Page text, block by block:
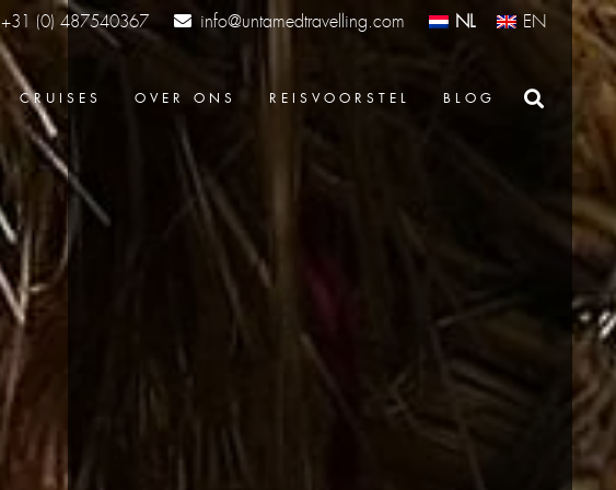
+31 (0) 487540367 info@untamedtravelling.com NL EN
CRUISES OVER ONS REISVOORSTEL BLOG